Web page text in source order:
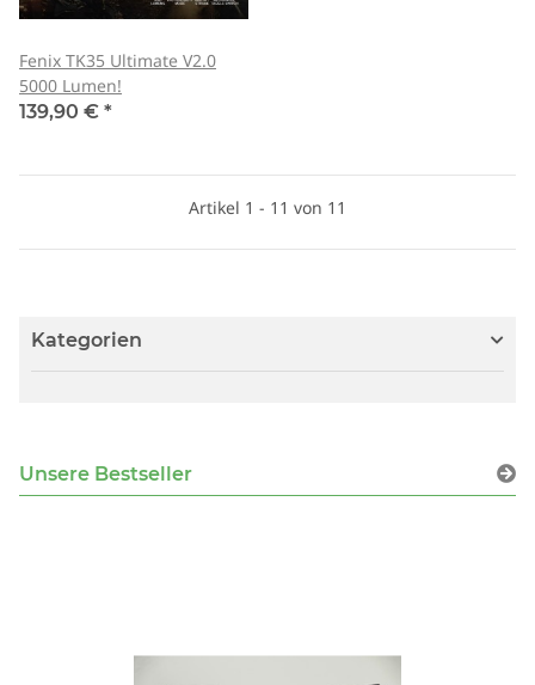
Fenix TK35 Ultimate V2.0
5000 Lumen!
139,90 € *
Artikel 1 - 11 von 11
Kategorien
Unsere Bestseller